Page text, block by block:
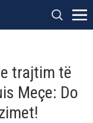
trajtim të
Meçe: Do